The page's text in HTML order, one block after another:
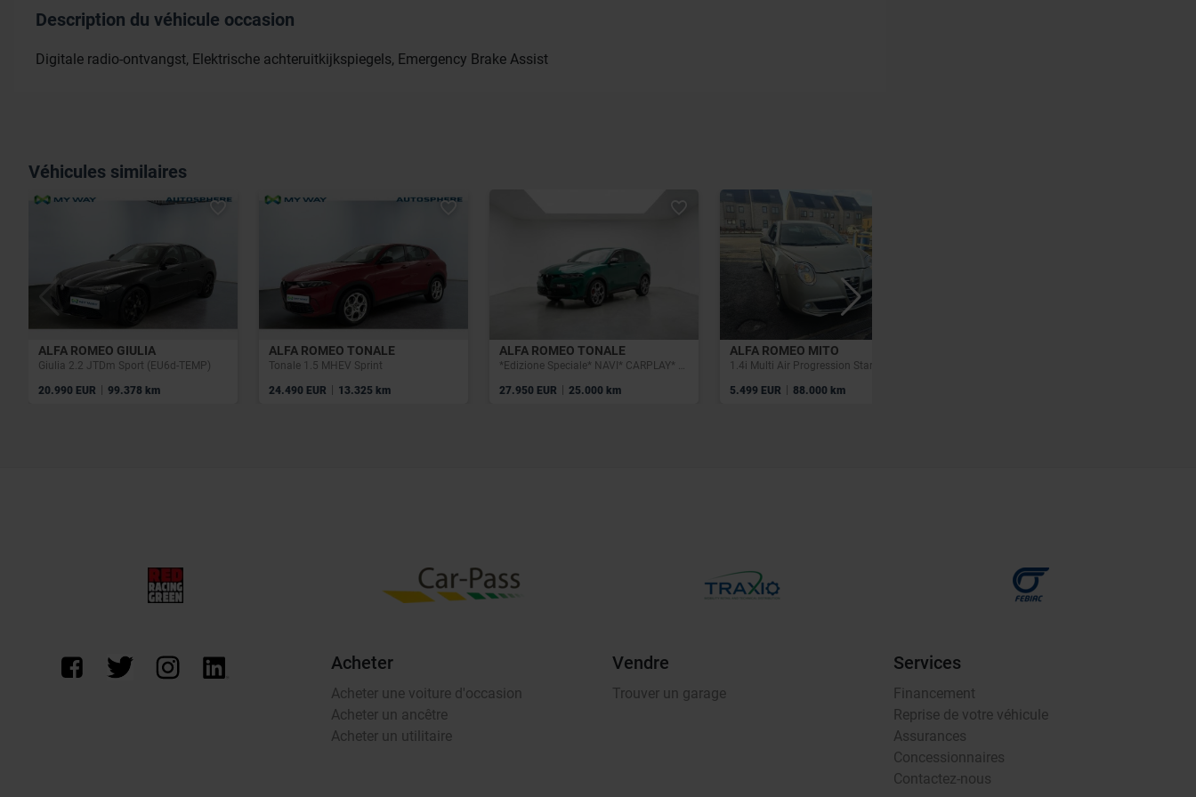
Description du véhicule occasion
Digitale radio-ontvangst, Elektrische achteruitkijkspiegels, Emergency Brake Assist
Véhicules similaires
ALFA ROMEO GIULIA
Giulia 2.2 JTDm Sport (EU6d-TEMP)
20.990 EUR | 99.378 km
ALFA ROMEO TONALE
Tonale 1.5 MHEV Sprint
24.490 EUR | 13.325 km
ALFA ROMEO TONALE
*Edizione Speciale* NAVI* CARPLAY* CAMERA* GARANTIE 12 MOIS*
27.950 EUR | 25.000 km
ALFA ROMEO MITO
1.4i Multi Air Progression Start&Stop
5.499 EUR | 88.000 km
Acheter
Acheter une voiture d'occasion
Acheter un ancêtre
Acheter un utilitaire
Vendre
Trouver un garage
Services
Financement
Reprise de votre véhicule
Assurances
Concessionnaires
Contactez-nous